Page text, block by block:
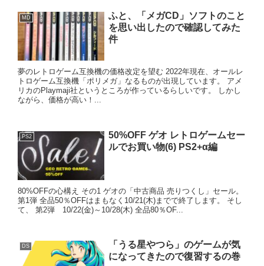
MD
ふと、「メガCD」ソフトのこと
を思い出したので確認してみた
件
夢のレトロゲーム互換機の価格改定を望む 2022年現在、オールレ
トロゲーム互換機「ポリメガ」なるものが出現しています。 アメ
リカのPlaymaji社というところが作っているらしいです。 しかし
ながら、価格が高い！...
PS2
50%OFF ゲオ レトロゲームセー
ルでお買い物(6) PS2+α編
80%OFFの心構え その1 ゲオの「中古商品 売りつくし」セール。
第1弾 全品50％OFFはまもなく10/21(木)までで終了します。 そし
て、 第2弾 10/22(金)～10/28(木) 全品80％OF...
DS
「うる星やつら」のゲームが気
になってきたので復習するの巻